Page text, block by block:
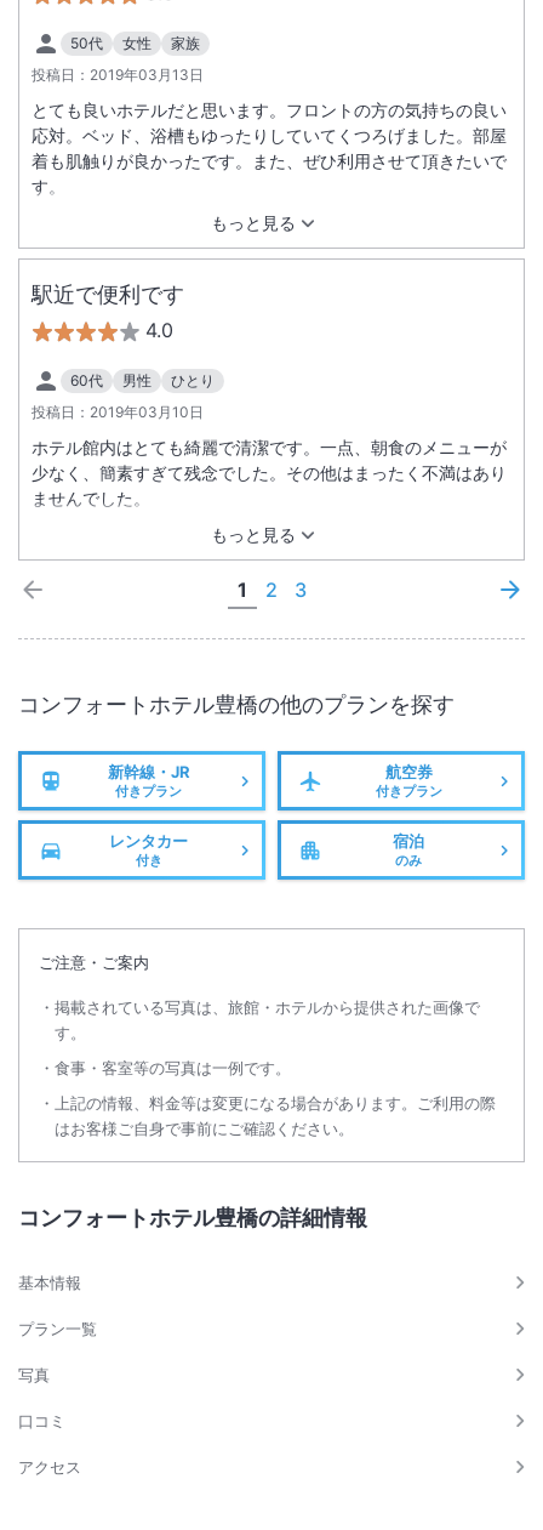
50代 女性
家族
投稿日： 2019年03月13日
もっと見る
とても良いホテルだと思います。フロントの方の気持ちの良い
応対。ベッド、浴槽もゆったりしていてくつろげました。部屋
着も肌触りが良かったです。また、ぜひ利用させて頂きたいで
す。
駅近で便利です
4.0
60代 男性
ひとり
投稿日： 2019年03月10日
もっと見る
ホテル館内はとても綺麗で清潔です。一点、朝食のメニューが
少なく、簡素すぎて残念でした。その他はまったく不満はあり
ませんでした。
1 2 3
コンフォートホテル豊橋の他のプランを探す
新幹線・JR
付きプラン
航空券
付きプラン
レンタカー
付き
宿泊
のみ
ご注意・ご案内
掲載されている写真は、旅館・ホテルから提供された画像で
す。
食事・客室等の写真は一例です。
上記の情報、料金等は変更になる場合があります。ご利用の際
はお客様ご自身で事前にご確認ください。
コンフォートホテル豊橋の詳細情報
基本情報
プラン一覧
写真
口コミ
アクセス